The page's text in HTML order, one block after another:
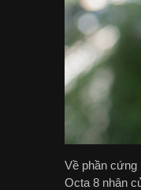
Về phần
Octa 8 nhân